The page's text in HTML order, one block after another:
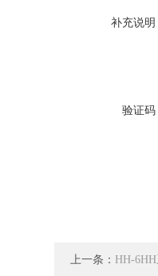
补充说明
验证码
上一条： HH-